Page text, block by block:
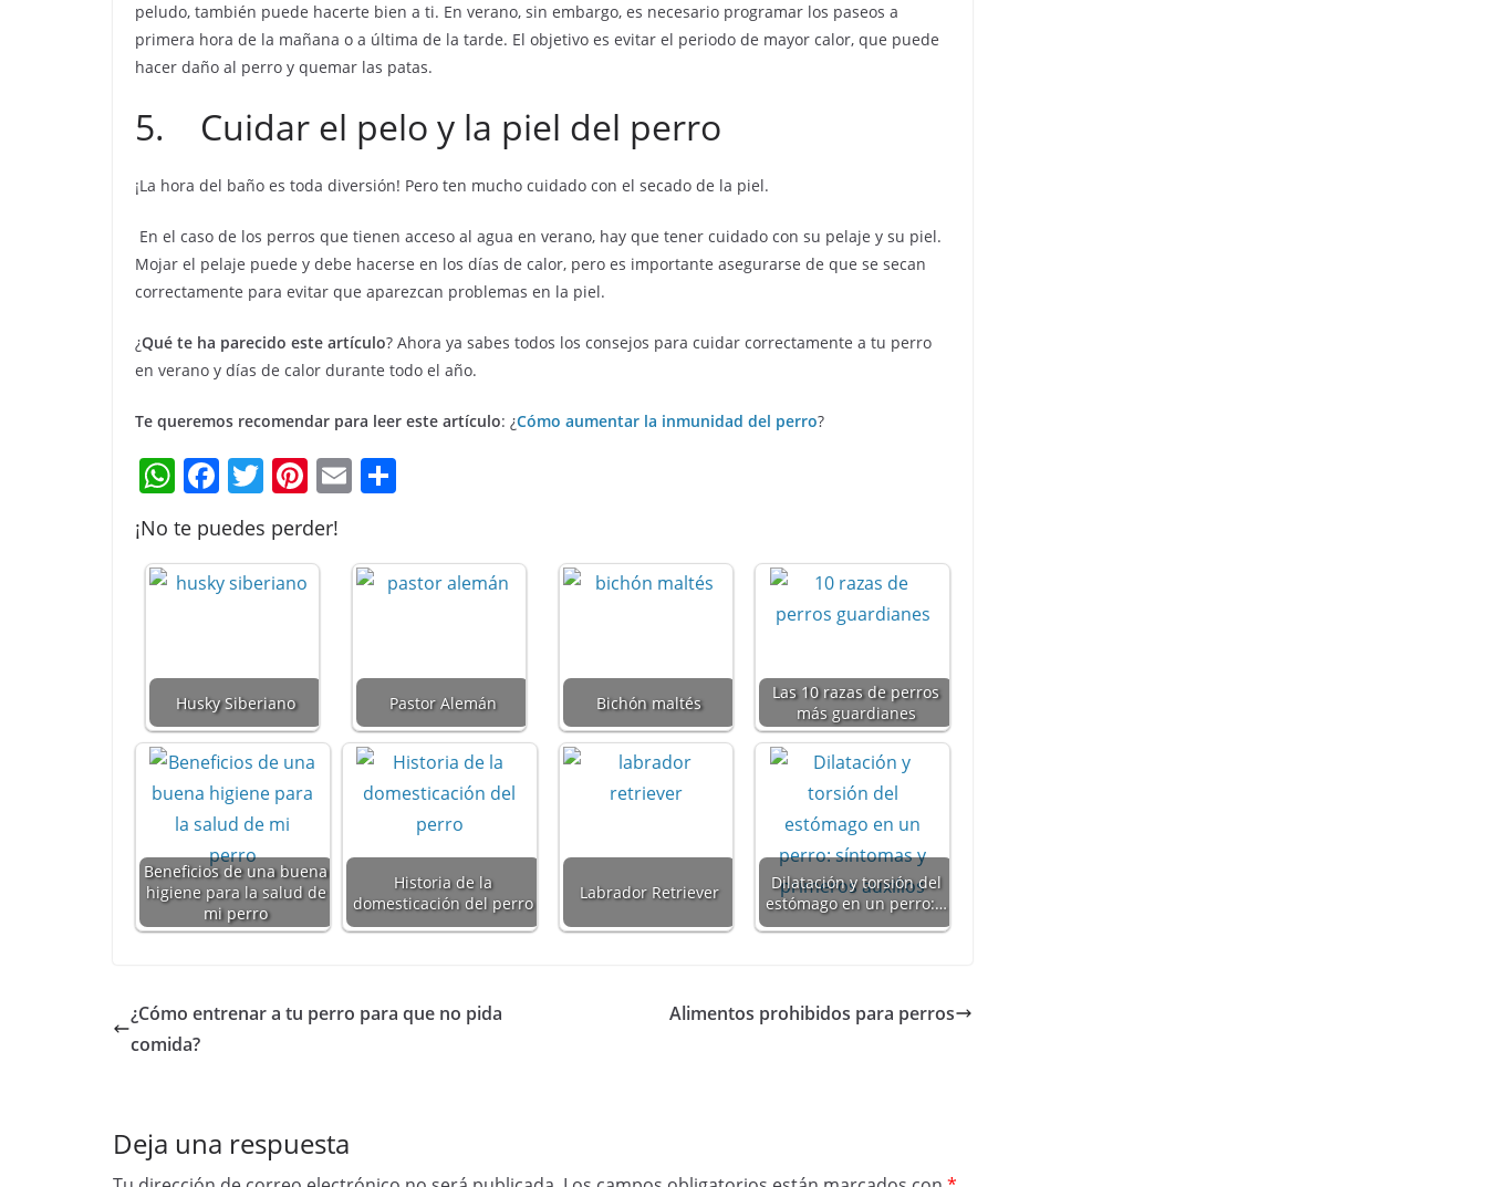
peludo, también puede hacerte bien a ti. En verano, sin embargo, es necesario programar los paseos a
primera hora de la mañana o a última de la tarde. El objetivo es evitar el periodo de mayor calor, que puede
hacer daño al perro y quemar las patas.
5. Cuidar el pelo y la piel del perro
¡La hora del baño es toda diversión! Pero ten mucho cuidado con el secado de la piel.
En el caso de los perros que tienen acceso al agua en verano, hay que tener cuidado con su pelaje y su piel.
Mojar el pelaje puede y debe hacerse en los días de calor, pero es importante asegurarse de que se secan
correctamente para evitar que aparezcan problemas en la piel.
¿Qué te ha parecido este artículo? Ahora ya sabes todos los consejos para cuidar correctamente a tu perro
en verano y días de calor durante todo el año.
Te queremos recomendar para leer este artículo: ¿Cómo aumentar la inmunidad del perro?
W
h
at
s
p
F
c
e
o
k
T
itt
er
Pi
nt
er
e
E
l p
¡No te puedes perder!
Husky Siberiano Pastor Alemán Bichón maltés
Las 10 razas de perros
más guardianes
Beneficios de una buena
higiene para la salud de
mi perro
Historia de la
domesticación del perro
Labrador Retriever
Dilatación y torsión del
estómago en un perro:…
¿Cómo entrenar a tu perro para que no pida
comida?
Alimentos prohibidos para perros
Deja una respuesta